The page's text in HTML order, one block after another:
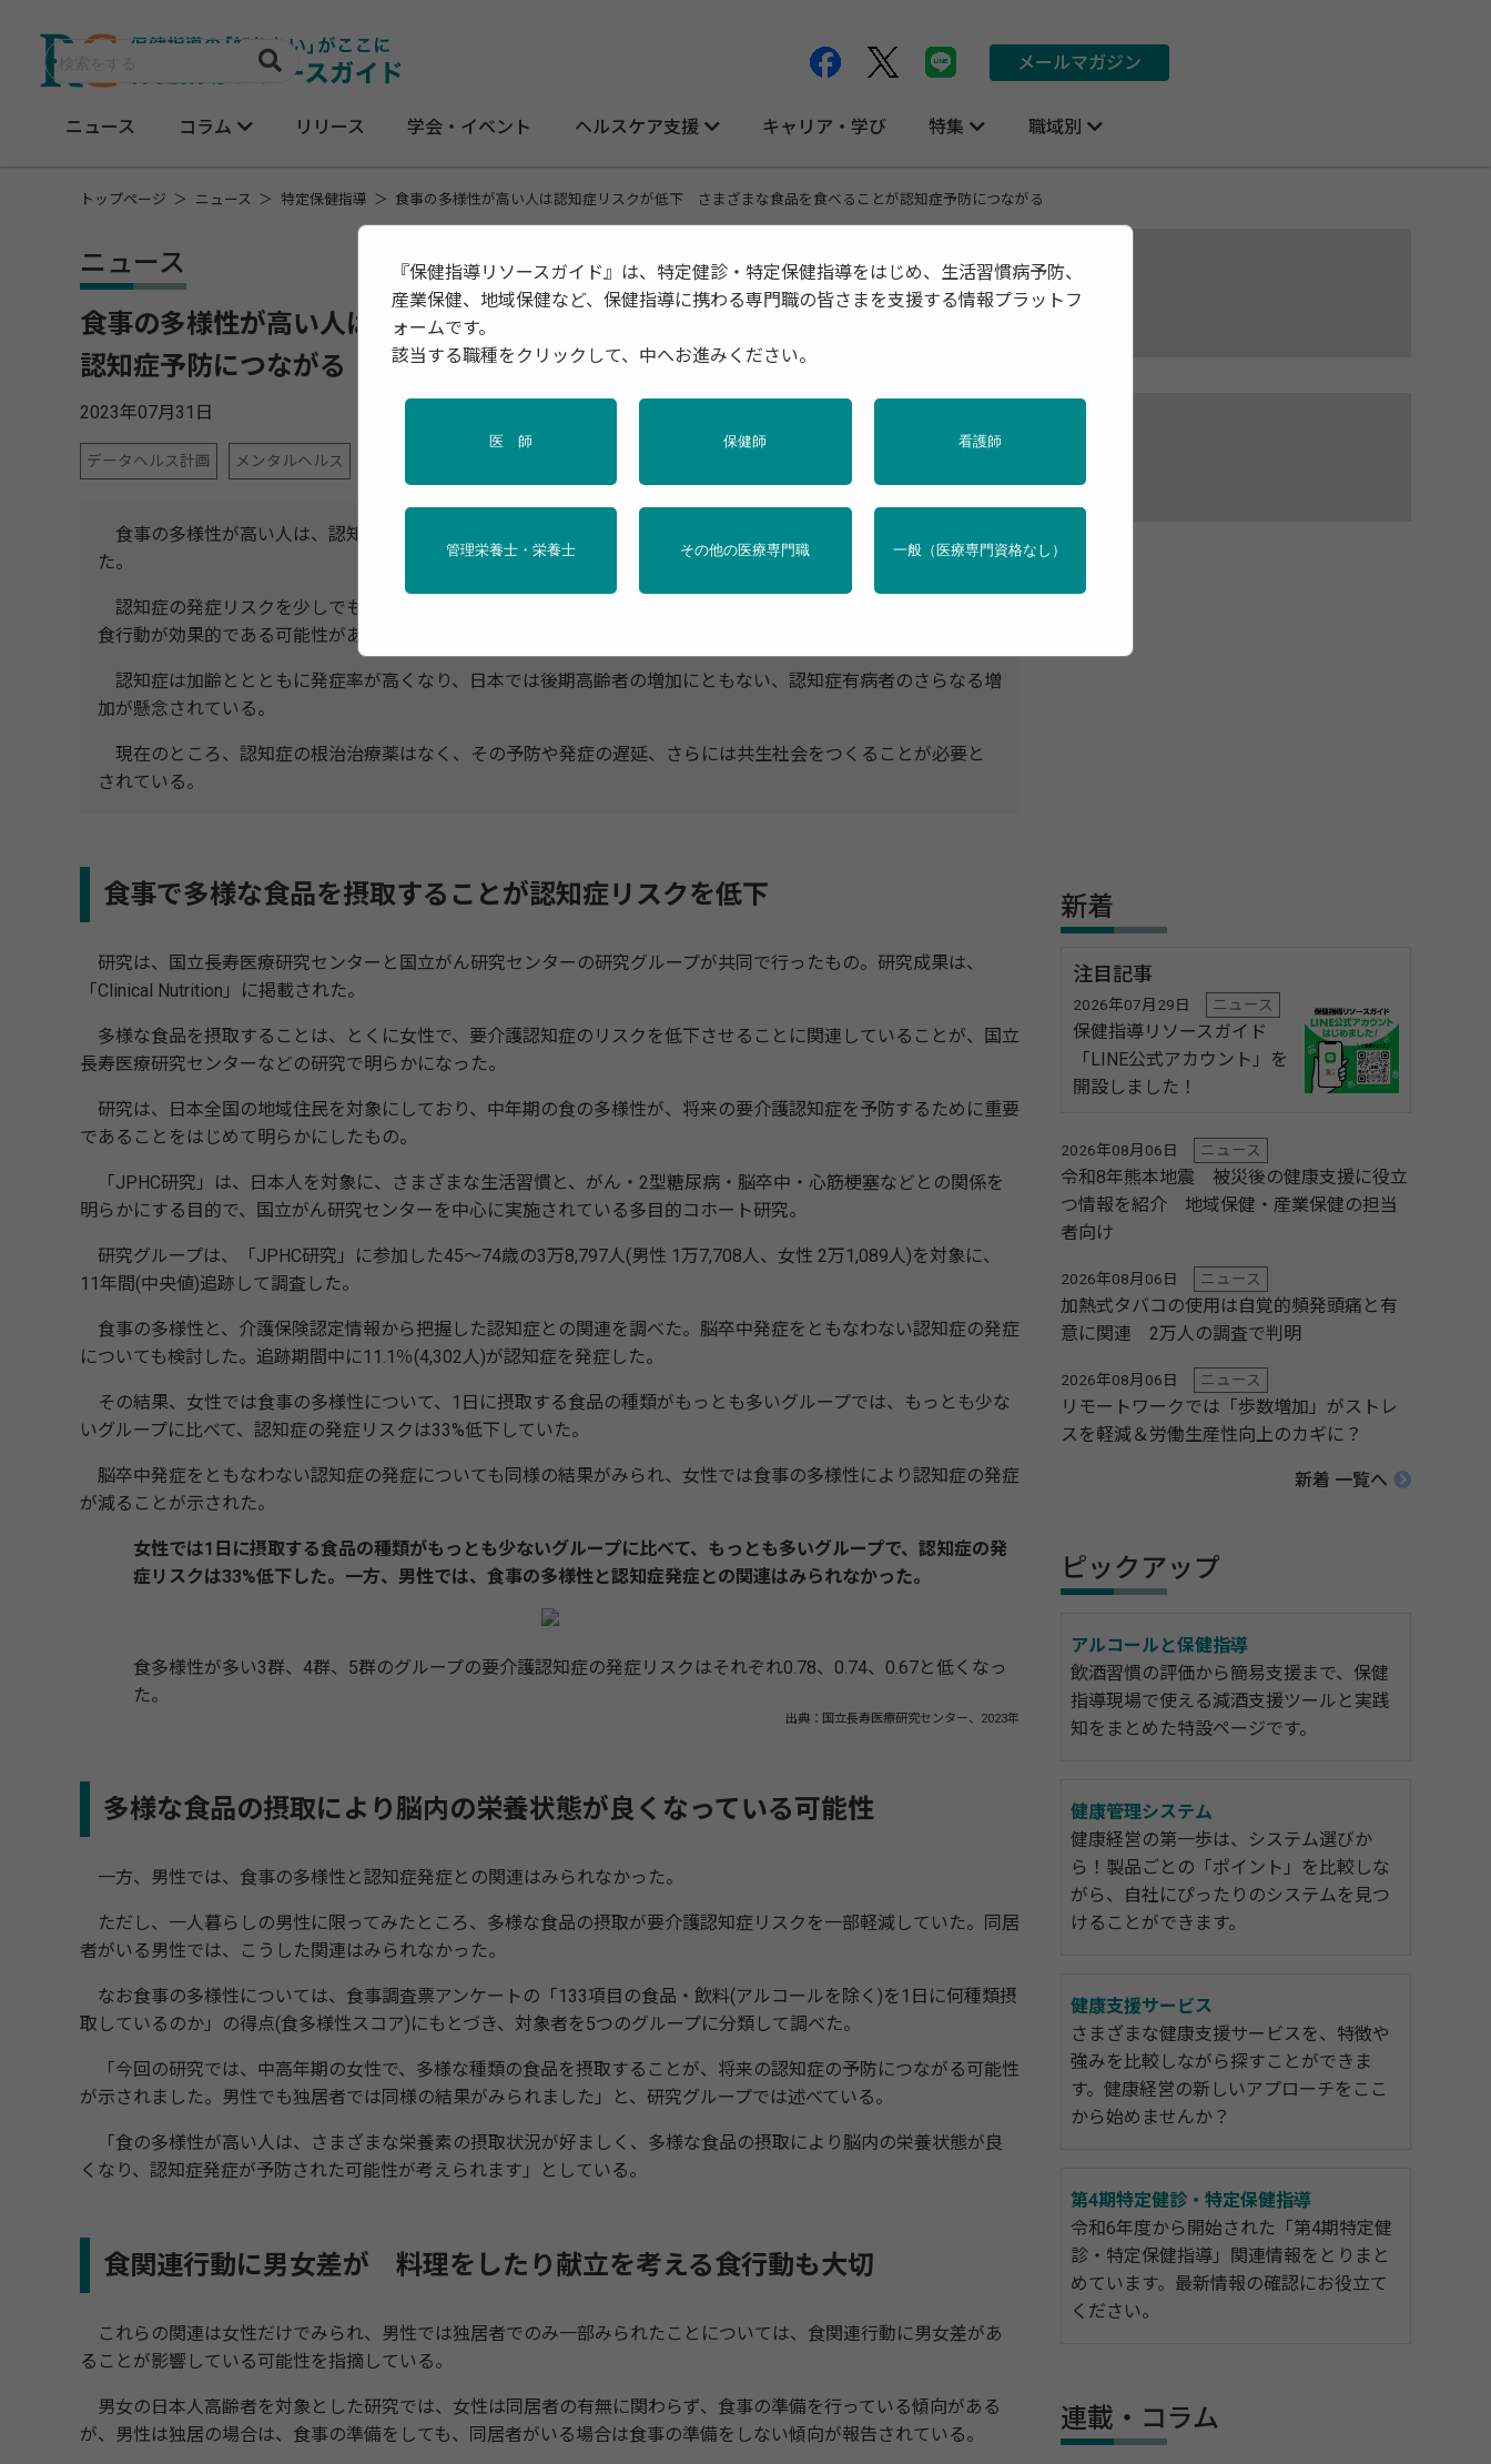
ニュース コラム リリース 学会・イベント ヘルスケア支援 キャリア・学び 特集 職域別
メールマガジン
トップページ ニュース 特定保健指導 食事の多様性が高い人は認知症リスクが低下 さまざまな食品を食べることが認知症予防につながる
ニュース
食事の多様性が高い人は認知症リスクが低下 さまざまな食品を食べることが
認知症予防につながる
2023年07月31日
データヘルス計画 メンタルヘルス
食事の多様性が高い人は、認知症の発症が少ないことが、4万人近くの日本人を調査した研究で明らかになっ
た。
認知症の発症リスクを少しでも低下させるために、さまざまな食品を食べることや、多様性の高い食事をとる
食行動が効果的である可能性がある。
認知症は加齢ととともに発症率が高くなり、日本では後期高齢者の増加にともない、認知症有病者のさらなる増
加が懸念されている。
現在のところ、認知症の根治治療薬はなく、その予防や発症の遅延、さらには共生社会をつくることが必要と
されている。
食事で多様な食品を摂取することが認知症リスクを低下
研究は、国立長寿医療研究センターと国立がん研究センターの研究グループが共同で行ったもの。研究成果は、
「Clinical Nutrition」に掲載された。
多様な食品を摂取することは、とくに女性で、要介護認知症のリスクを低下させることに関連していることが、国立
長寿医療研究センターなどの研究で明らかになった。
研究は、日本全国の地域住民を対象にしており、中年期の食の多様性が、将来の要介護認知症を予防するために重要
であることをはじめて明らかにしたもの。
「JPHC研究」は、日本人を対象に、さまざまな生活習慣と、がん・2型糖尿病・脳卒中・心筋梗塞などとの関係を
明らかにする目的で、国立がん研究センターを中心に実施されている多目的コホート研究。
研究グループは、「JPHC研究」に参加した45～74歳の3万8,797人(男性 1万7,708人、女性 2万1,089人)を対象に、
11年間(中央値)追跡して調査した。
食事の多様性と、介護保険認定情報から把握した認知症との関連を調べた。脳卒中発症をともなわない認知症の発症
についても検討した。追跡期間中に11.1％(4,302人)が認知症を発症した。
その結果、女性では食事の多様性について、1日に摂取する食品の種類がもっとも多いグループでは、もっとも少な
いグループに比べて、認知症の発症リスクは33%低下していた。
脳卒中発症をともなわない認知症の発症についても同様の結果がみられ、女性では食事の多様性により認知症の発症
が減ることが示された。
女性では1日に摂取する食品の種類がもっとも少ないグループに比べて、もっとも多いグループで、認知症の発
症リスクは33%低下した。一方、男性では、食事の多様性と認知症発症との関連はみられなかった。
食多様性が多い3群、4群、5群のグループの要介護認知症の発症リスクはそれぞれ0.78、0.74、0.67と低くなっ
た。
出典：国立長寿医療研究センター、2023年
多様な食品の摂取により脳内の栄養状態が良くなっている可能性
一方、男性では、食事の多様性と認知症発症との関連はみられなかった。
ただし、一人暮らしの男性に限ってみたところ、多様な食品の摂取が要介護認知症リスクを一部軽減していた。同居
者がいる男性では、こうした関連はみられなかった。
なお食事の多様性については、食事調査票アンケートの「133項目の食品・飲料(アルコールを除く)を1日に何種類摂
取しているのか」の得点(食多様性スコア)にもとづき、対象者を5つのグループに分類して調べた。
「今回の研究では、中高年期の女性で、多様な種類の食品を摂取することが、将来の認知症の予防につながる可能性
が示されました。男性でも独居者では同様の結果がみられました」と、研究グループでは述べている。
「食の多様性が高い人は、さまざまな栄養素の摂取状況が好ましく、多様な食品の摂取により脳内の栄養状態が良
くなり、認知症発症が予防された可能性が考えられます」としている。
食関連行動に男女差が 料理をしたり献立を考える食行動も大切
これらの関連は女性だけでみられ、男性では独居者でのみ一部みられたことについては、食関連行動に男女差があ
ることが影響している可能性を指摘している。
男女の日本人高齢者を対象とした研究では、女性は同居者の有無に関わらず、食事の準備を行っている傾向がある
が、男性は独居の場合は、食事の準備をしても、同居者がいる場合は食事の準備をしない傾向が報告されている。
新着
注目記事
2026年07月29日 ニュース
保健指導リソースガイド
「LINE公式アカウント」を
開設しました！
2026年08月06日 ニュース
令和8年熊本地震 被災後の健康支援に役立
つ情報を紹介 地域保健・産業保健の担当
者向け
2026年08月06日 ニュース
加熱式タバコの使用は自覚的頻発頭痛と有
意に関連 2万人の調査で判明
2026年08月06日 ニュース
リモートワークでは「歩数増加」がストレ
スを軽減＆労働生産性向上のカギに？
新着 一覧へ
ピックアップ
アルコールと保健指導
飲酒習慣の評価から簡易支援まで、保健
指導現場で使える減酒支援ツールと実践
知をまとめた特設ページです。
健康管理システム
健康経営の第一歩は、システム選びか
ら！製品ごとの「ポイント」を比較しな
がら、自社にぴったりのシステムを見つ
けることができます。
健康支援サービス
さまざまな健康支援サービスを、特徴や
強みを比較しながら探すことができま
す。健康経営の新しいアプローチをここ
から始めませんか？
第4期特定健診・特定保健指導
令和6年度から開始された「第4期特定健
診・特定保健指導」関連情報をとりまと
めています。最新情報の確認にお役立て
ください。
連載・コラム
『保健指導リソースガイド』は、特定健診・特定保健指導をはじめ、生活習慣病予防、
産業保健、地域保健など、保健指導に携わる専門職の皆さまを支援する情報プラットフ
ォームです。
該当する職種をクリックして、中へお進みください。
医 師 保健師 看護師
管理栄養士・栄養士 その他の医療専門職 一般（医療専門資格なし）